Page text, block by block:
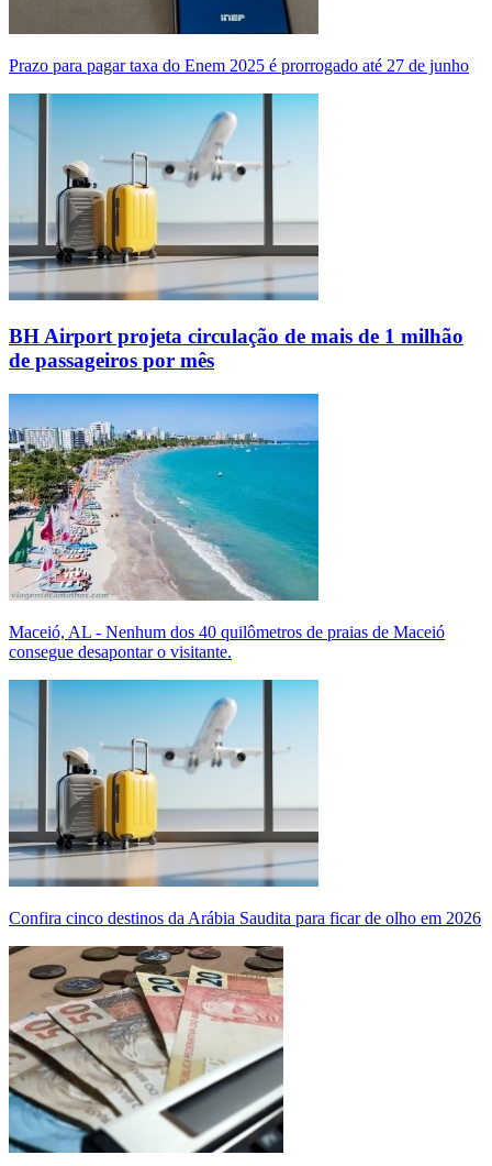
Prazo para pagar taxa do Enem 2025 é prorrogado até 27 de junho
BH Airport projeta circulação de mais de 1 milhão
de passageiros por mês
Maceió, AL - Nenhum dos 40 quilômetros de praias de Maceió
consegue desapontar o visitante.
Confira cinco destinos da Arábia Saudita para ficar de olho em 2026